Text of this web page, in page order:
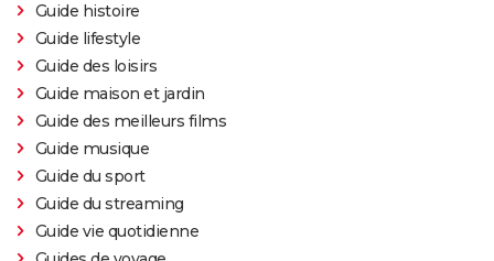
Guide histoire
Guide lifestyle
Guide des loisirs
Guide maison et jardin
Guide des meilleurs films
Guide musique
Guide du sport
Guide du streaming
Guide vie quotidienne